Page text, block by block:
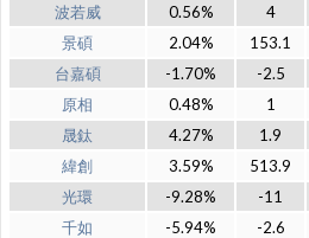
波若威
0.56% 4
景碩
2.04% 153.1
台嘉碩
-1.70% -2.5
原相
0.48% 1
晟鈦
4.27% 1.9
緯創
3.59% 513.9
光環
-9.28% -11
千如
-5.94% -2.6